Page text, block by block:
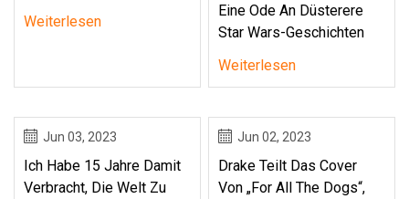
Weiterlesen
Eine Ode An Düsterere
Star Wars-Geschichten
Weiterlesen
Jun 03, 2023
Ich Habe 15 Jahre Damit
Verbracht, Die Welt Zu
Jun 02, 2023
Drake Teilt Das Cover
Von „For All The Dogs“,